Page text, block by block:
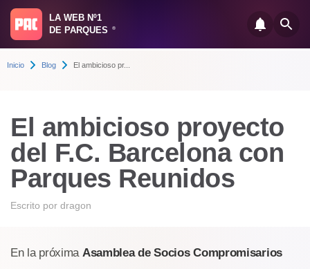
LA WEB Nº1
DE PARQUES
®
Inicio Blog El ambicioso pr...
El ambicioso proyecto
del F.C. Barcelona con
Parques Reunidos
Escrito por dragon
En la próxima Asamblea de Socios Compromisarios